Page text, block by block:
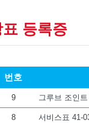
표 등록증
번호
9 그루브 조인
8 서비스표 41-